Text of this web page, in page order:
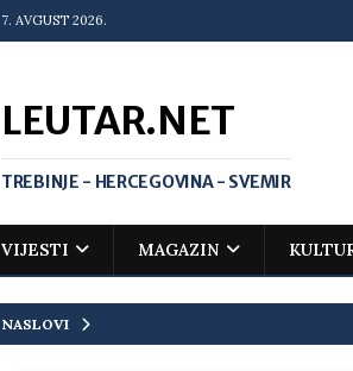
7. AVGUST 2026.
LEUTAR.NET
TREBINJE - HERCEGOVINA - SVEMIR
VIJESTI MAGAZIN
NASLOVI